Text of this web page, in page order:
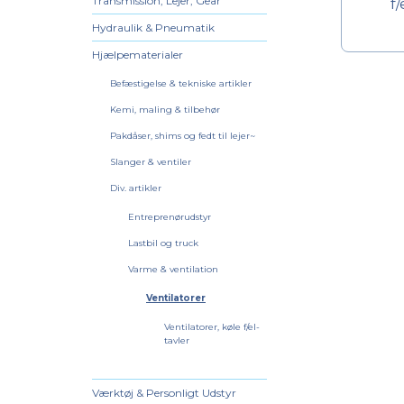
Hydraulik & Pneumatik
Hjælpematerialer
Befæstigelse & tekniske artikler
Kemi, maling & tilbehør
Pakdåser, shims og fedt til lejer~
Slanger & ventiler
Div. artikler
Entreprenørudstyr
Lastbil og truck
Varme & ventilation
Ventilatorer
Ventilatorer, køle f/el-
tavler
Værktøj & Personligt Udstyr
f/